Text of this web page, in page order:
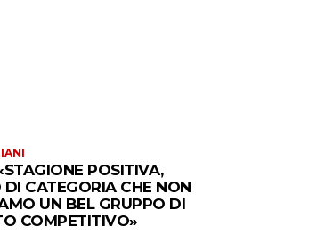
POSITIVA,
CATEGORIA CHE NON
UN BEL GRUPPO DI
COMPETITIVO»